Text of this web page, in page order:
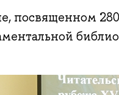
посвященном